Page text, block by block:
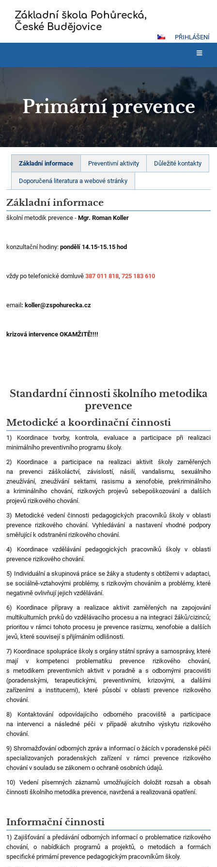
Základní škola Pohůrecká,
České Budějovice
PŘIHLÁŠENÍ
Primární prevence
Primární
prevence
Základní informace Preventivní aktivity Důležité kontakty
Doporučená literatura a webové stránky
Základní informace
školní metodik prevence -Mgr. Roman Koller
konzultační hodiny:pondělí 14.15-15.15 hod
vždy po telefonické domluvě387 011 818,725 183 610
email : koller@zspohurecka.cz
krizová intervence OKAMŽITĚ!!!!
Standardní činnosti školního metodika
prevence
Metodické a koordinační činnosti
1) Koordinace tvorby, kontrola, evaluace a participace při realizaci
minimálního preventivního programu školy.
2) Koordinace a participace na realizaci aktivit školy zaměřených
na prevenci záškoláctví, závislostí, násilí, vandalismu, sexuálního
zneužívání, zneužívání sektami, rasismu a xenofobie, prekriminálního
a kriminálního chování, rizikových projevů sebepoškozování a dalších
projevů rizikového chování.
3) Metodické vedení činnosti pedagogických pracovníků školy v oblasti
prevence rizikového chování. Vyhledávání a nastavení vhodné podpory
směřující k odstranění rizikového chování.
4) Koordinace vzdělávání pedagogických pracovníků školy v oblasti
prevence rizikového chování.
5) Individuální a skupinová práce se žáky a studenty s obtížemi v adaptaci,
se sociálně-vztahovými problémy, s rizikovým chováním a problémy, které
negativně ovlivňují jejich vzdělávání.
6) Koordinace přípravy a realizace aktivit zaměřených na zapojování
multikulturních prvků do vzdělávacího procesu a na integraci žáků/cizinců;
prioritou v rámci tohoto procesu je prevence rasizmu, xenofobie a dalších
jevů, které souvisejí s přijímáním odlišnosti.
7) Koordinace spolupráce školy s orgány státní správy a samosprávy, které
mají v kompetenci problematiku prevence rizikového chování,
s metodikem preventivních aktivit v poradně a s odbornými pracovišti
(poradenskými, terapeutickými, preventivními, krizovými, a dalšími
zařízeními a institucemi), které působí v oblasti prevence rizikového
chování.
8) Kontaktování odpovídajícího odborného pracoviště a participace
na intervenci a následné péči v případě akutního výskytu rizikového
chování.
9) Shromažďování odborných zpráv a informací o žácích v poradenské péči
specializovaných poradenských zařízení v rámci prevence rizikového
chování v souladu se zákonem o ochraně osobních údajů.
10) Vedení písemných záznamů umožňujících doložit rozsah a obsah
činnosti školního metodika prevence, navržená a realizovaná opatření.
Informační činnosti
1) Zajišťování a předávání odborných informací o problematice rizikového
chování, o nabídkách programů a projektů, o metodách a formách
specifické primární prevence pedagogickým pracovníkům školy.